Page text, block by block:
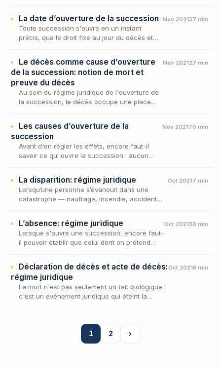
mort e…
La date d’ouverture de la succession
Toute succession s'ouvre en un instant
précis, que le droit fixe au jour du décès et
gou…
Nov 202137 min
Le décès comme cause d’ouverture
de la succession: notion de mort et
preuve du décès
Au sein du régime juridique de l'ouverture de
la succession, le décès occupe une place
partant, l'en…
Nov 202127 min
Les causes d’ouverture de la
succession
Avant d'en régler les effets, encore faut-il
savoir ce qui ouvre la succession : aucun
départ. Au sein…
Nov 202170 min
La disparition: régime juridique
Lorsqu’une personne s’évanouit dans une
catastrophe — naufrage, incendie, accident
le…
Oct 20217 min
L’absence: régime juridique
Lorsque s'ouvre une succession, encore faut-
il pouvoir établir que celui dont on prétend
Oct 202136 min
Déclaration de décès et acte de décès:
régime juridique
La mort n'est pas seulement un fait biologique :
c'est un événement juridique qui éteint la
Oct 20218 min
1 2 ›